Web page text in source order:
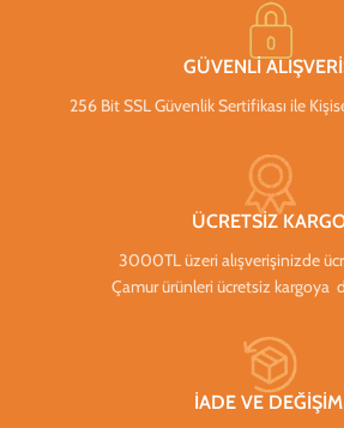
GÜVENLİ
256 Bit SSL Güvenlik Sertifikası ile
ÜCRETSİZ
3000TL üzeri alışverişinizde
Çamur ürünleri ücretsiz kargoya
İADE VE DEĞİŞİM